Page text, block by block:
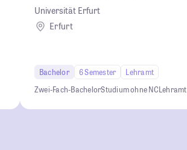
Universität Erfurt
Erfurt
Bachelor 6 Semester
Lehramt
Zwei-Fach-BachelorStudium ohne NCLehramt